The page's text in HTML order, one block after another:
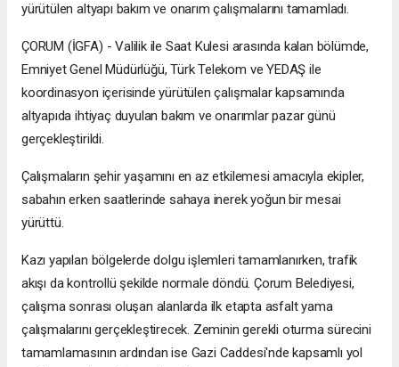
yürütülen altyapı bakım ve onarım çalışmalarını tamamladı.
ÇORUM (İGFA) - Valilik ile Saat Kulesi arasında kalan bölümde,
Emniyet Genel Müdürlüğü, Türk Telekom ve YEDAŞ ile
koordinasyon içerisinde yürütülen çalışmalar kapsamında
altyapıda ihtiyaç duyulan bakım ve onarımlar pazar günü
gerçekleştirildi.
Çalışmaların şehir yaşamını en az etkilemesi amacıyla ekipler,
sabahın erken saatlerinde sahaya inerek yoğun bir mesai
yürüttü.
Kazı yapılan bölgelerde dolgu işlemleri tamamlanırken, trafik
akışı da kontrollü şekilde normale döndü. Çorum Belediyesi,
çalışma sonrası oluşan alanlarda ilk etapta asfalt yama
çalışmalarını gerçekleştirecek. Zeminin gerekli oturma sürecini
tamamlamasının ardından ise Gazi Caddesi'nde kapsamlı yol